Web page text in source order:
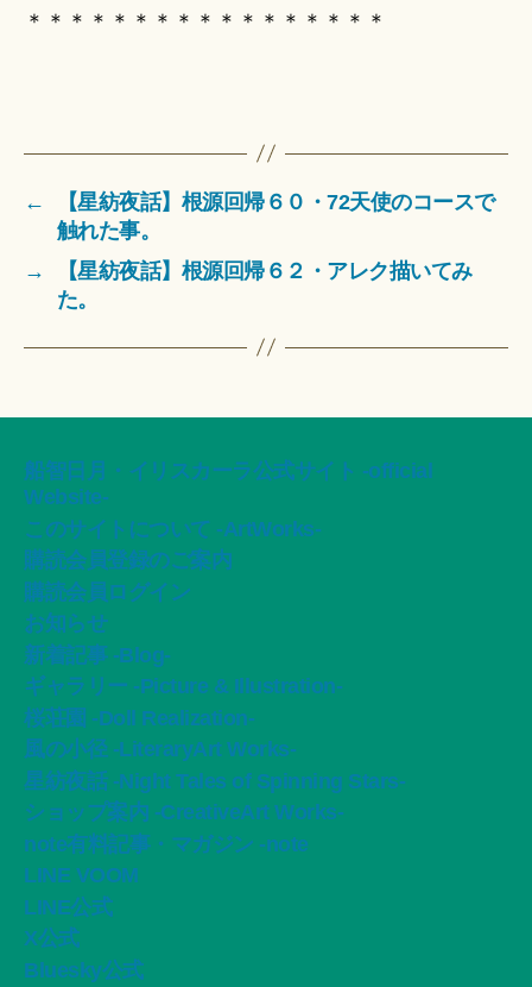
＊＊＊＊＊＊＊＊＊＊＊＊＊＊＊＊＊
←
【星紡夜話】根源回帰６０・72天使のコースで
触れた事。
→
【星紡夜話】根源回帰６２・アレク描いてみ
た。
船智日月・イリスカーラ公式サイト -official
Website-
このサイトについて -ArtWorks-
購読会員登録のご案内
購読会員ログイン
お知らせ
新着記事 -Blog-
ギャラリー -Picture & Illustration-
桜荘園 -Doll Realization-
風の小径 -LiteraryArt Works-
星紡夜話 -Night Tales of Spinning Stars-
ショップ案内 -CreativeArt Works-
note有料記事・マガジン -note
LINE VOOM
LINE公式
X公式
Bluesky公式